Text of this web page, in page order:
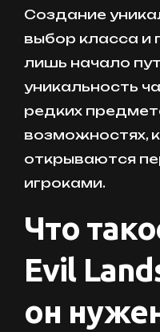
Создание
выбор класса и
лишь начало
уникальность
редких
возможностях,
открываются
игроками.
Что
Evil
он